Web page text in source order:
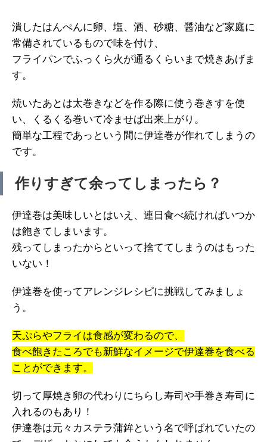
潰したはんぺんに卵、塩、酒、砂糖、醤油など家庭に
常備されているもので味を付け、
フライパンでふっくら火が通るくらいまで焼きあげま
す。
焼いたあとは太巻きなどを作る際に使う巻きすを使
い、くるくる巻いて冷ませば出来上がり。
簡単な工程であっという間に伊達巻が作れてしまうの
です。
作りすぎて余ってしまったら？
伊達巻は美味しいとはいえ、連日食べ続ければいつか
は飽きてしまいます。
残ってしまったからといって捨ててしまうのはもった
いない！
伊達巻を使ってアレンジレシピに挑戦してみましょ
う。
天ぷらやフライは食感が変わるので、
食べ飽きたころでも新鮮なイメージで伊達巻を食べる
ことができます。
切って厚焼き卵の代わりにちらし寿司や手巻き寿司に
入れるのもあり！
伊達巻は元々カステラ蒲鉾という名で呼ばれていたの